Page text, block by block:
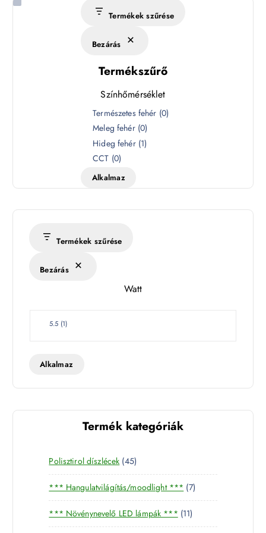
Termékek szűrése
Bezárás
Termékszűrő
Színhőmérséklet
é
s
k
Természetes fehér (0)
Meleg fehér (0)
Hideg fehér (1)
CCT (0)
Alkalmaz
Termékek szűrése
Bezárás
Watt
W
t
5.5 (1)
Alkalmaz
Termék kategóriák
Polisztirol díszlécek 454
5
t
e
r
m
*** Hangulatvilágítás/moodlight *** 77
t
r
*** Növénynevelő LED lámpák *** 111
1